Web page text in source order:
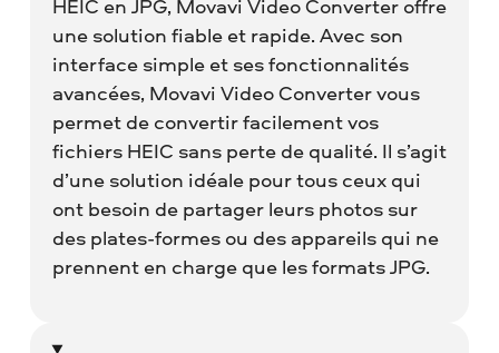
HEIC en JPG, Movavi Video Converter offre
une solution fiable et rapide. Avec son
interface simple et ses fonctionnalités
avancées, Movavi Video Converter vous
permet de convertir facilement vos
fichiers HEIC sans perte de qualité. Il s’agit
d’une solution idéale pour tous ceux qui
ont besoin de partager leurs photos sur
des plates-formes ou des appareils qui ne
prennent en charge que les formats JPG.